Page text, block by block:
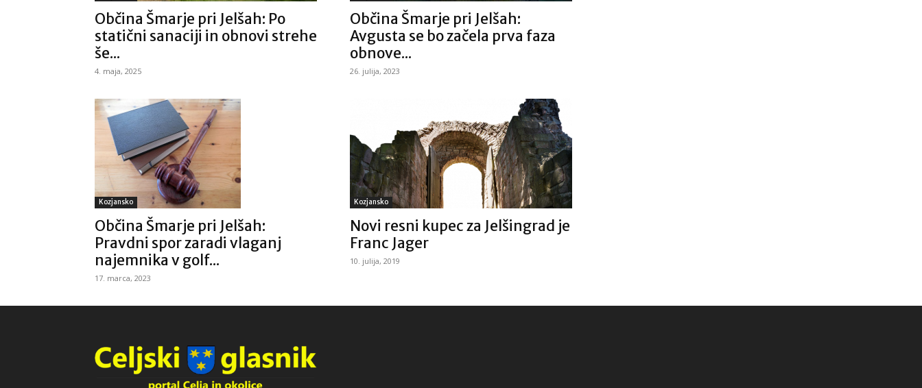
Občina Šmarje pri Jelšah: Po
statični sanaciji in obnovi strehe
še...
4. maja, 2025
Občina Šmarje pri Jelšah:
Avgusta se bo začela prva faza
obnove...
26. julija, 2023
Kozjansko
Občina Šmarje pri Jelšah:
Pravdni spor zaradi vlaganj
najemnika v golf...
17. marca, 2023
Kozjansko
Novi resni kupec za Jelšingrad je
Franc Jager
10. julija, 2019